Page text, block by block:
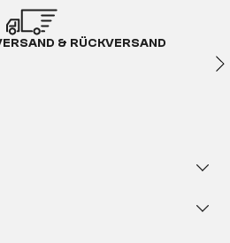
& RÜCKVERSAND